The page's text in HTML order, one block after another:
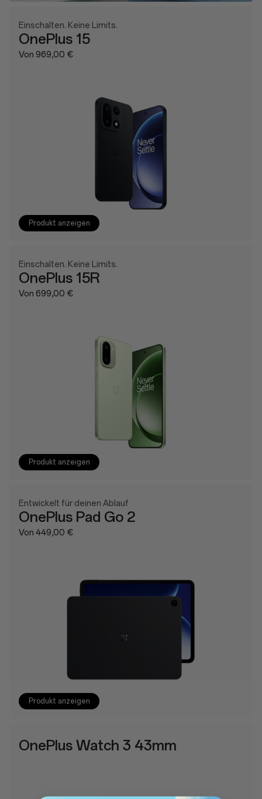
Einschalten. Keine Limits.
OnePlus 15
Von 969,00 €
Produkt anzeigen
Einschalten. Keine Limits.
OnePlus 15R
Von 699,00 €
Produkt anzeigen
Entwickelt für deinen Ablauf
OnePlus Pad Go 2
Von 449,00 €
Produkt anzeigen
OnePlus Watch 3 43mm